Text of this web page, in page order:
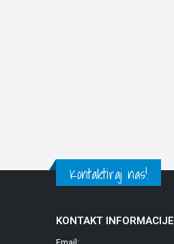
Kontaktiraj nas!
KONTAKT INFORMACIJE